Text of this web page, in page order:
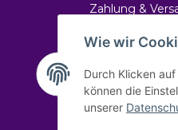
Zahlung &
Lieferung
Wie wir
Durch Klicken
können die
unserer